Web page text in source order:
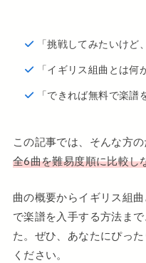
「挑戦してみたいけど
「イギリス組曲とは何
「できれば無料で楽譜
この記事では、そんな方
全6曲を難易度順に比較し
曲の概要からイギリス組
で楽譜を入手する方法ま
た。ぜひ、あなたにぴっ
ください。